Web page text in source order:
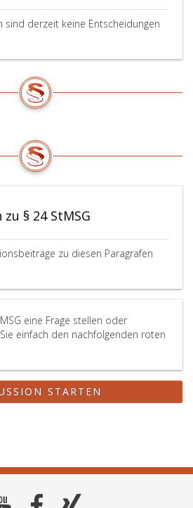
sind derzeit keine Entscheidungen
§ 24 StMSG
zu diesen Paragrafen
eine Frage stellen oder
einfach den nachfolgenden roten
STARTEN